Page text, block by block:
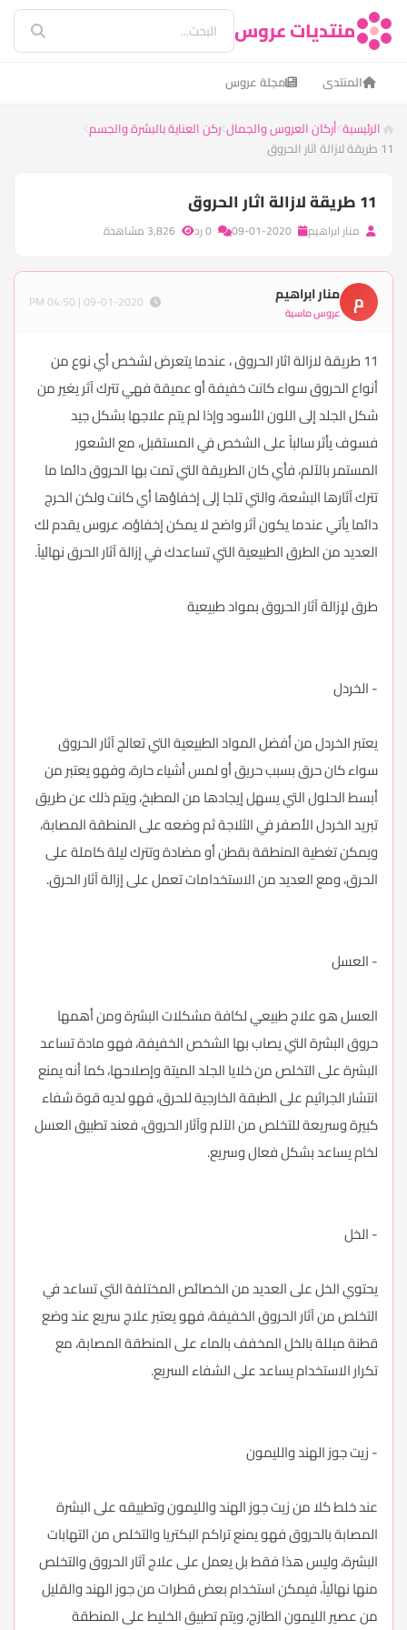
منتديات عروس
المنتدى مجلة عروس
الرئيسية أركان العروس والجمال ركن العناية بالبشرة والجسم
11 طريقة لازالة اثار الحروق
11 طريقة لازالة اثار الحروق
منار ابراهيم
م منار ابراهيم
عروس ماسية
11 طريقة لازالة اثار الحروق ، عندما يتعرض لشخص أي نوع من
أنواع الحروق سواء كانت خفيفة أو عميقة فهي تترك آثر يغير من
شكل الجلد إلى اللون الأسود وإذا لم يتم علاجها بشكل جيد
فسوف يأثر سالباً على الشخص في المستقبل، مع الشعور
المستمر بالآلم، فأي كان الطريقة التي تمت بها الحروق دائما ما
تترك آثارها البشعة، والتي تلجا إلى إخفاؤها أي كانت ولكن الحرج
دائما يأتي عندما يكون آثر واضح لا يمكن إخفاؤه، عروس يقدم لك
العديد من الطرق الطبيعية التي تساعدك في إزالة آثار الحرق نهائياً.
طرق لإزالة آثار الحروق بمواد طبيعية
- الخردل
يعتبر الخردل من أفضل المواد الطبيعية التي تعالج آثار الحروق
سواء كان حرق بسبب حريق أو لمس أشياء حارة، وفهو يعتبر من
أبسط الحلول التي يسهل إيجادها من المطبخ، ويتم ذلك عن طريق
تبريد الخردل الأصفر في الثلاجة ثم وضعه على المنطقة المصابة،
ويمكن تغطية المنطقة بقطن أو مضادة وتترك ليلة كاملة على
الحرق، ومع العديد من الاستخدامات تعمل على إزالة آثار الحرق.
- العسل
العسل هو علاج طبيعي لكافة مشكلات البشرة ومن أهمها
حروق البشرة التي يصاب بها الشخص الخفيفة، فهو مادة تساعد
البشرة على التخلص من خلايا الجلد الميتة وإصلاحها، كما أنه يمنع
انتشار الجراثيم على الطبقة الخارجية للحرق، فهو لديه قوة شفاء
كبيرة وسريعة للتخلص من الآلم وآثار الحروق، فعند تطبيق العسل
لخام يساعد بشكل فعال وسريع.
- الخل
يحتوي الخل على العديد من الخصائص المختلفة التي تساعد في
التخلص من آثار الحروق الخفيفة، فهو يعتبر علاج سريع عند وضع
قطنة مبللة بالخل المخفف بالماء على المنطقة المصابة، مع
تكرار الاستخدام يساعد على الشفاء السريع.
- زيت جوز الهند والليمون
عند خلط كلا من زيت جوز الهند والليمون وتطبيقه على البشرة
المصابة بالحروق فهو يمنع تراكم البكتريا والتخلص من التهابات
البشرة، وليس هذا فقط بل يعمل على علاج آثار الحروق والتخلص
منها نهائياً، فيمكن استخدام بعض قطرات من جوز الهند والقليل
من عصير الليمون الطازج، ويتم تطبيق الخليط على المنطقة